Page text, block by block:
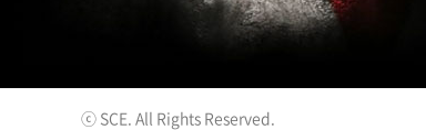
ⓒ SCE. All Rights Reserved.